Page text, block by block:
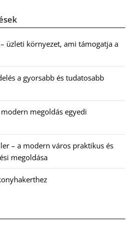
üzleti környezet, ami támogatja a
a gyorsabb és tudatosabb
megoldás egyedi
– a modern város praktikus és
megoldása